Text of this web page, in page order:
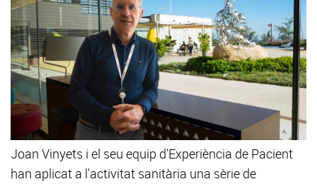
Joan Vinyets i el seu equip d'Experiència de Pacient
han aplicat a l'activitat sanitària una sèrie de